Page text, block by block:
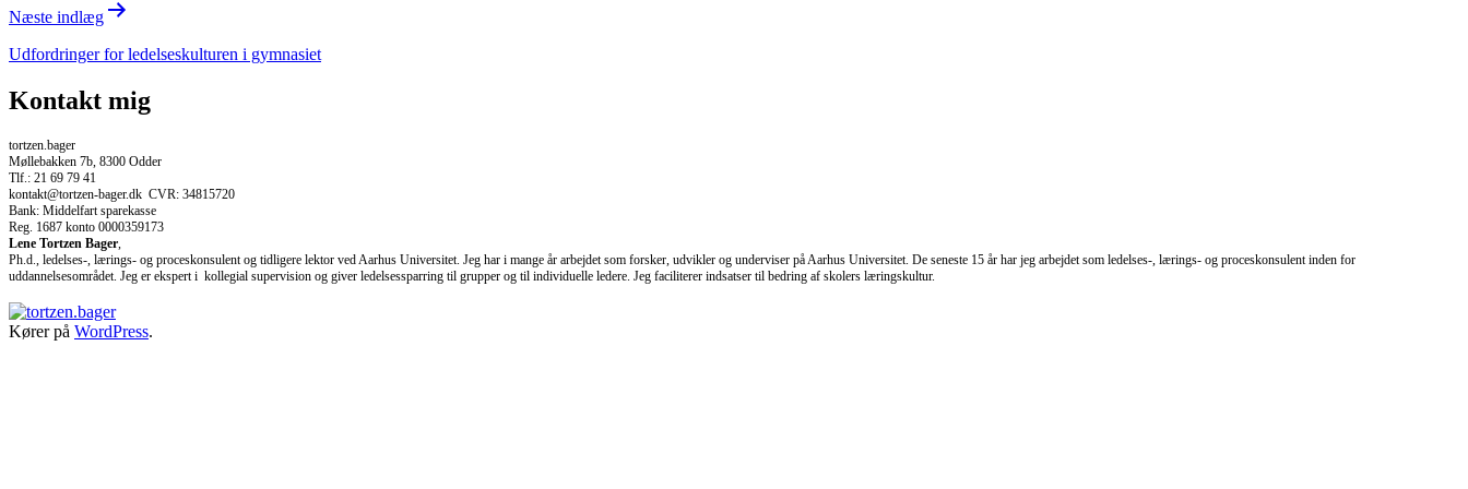
Næste indlæg
Udfordringer for ledelseskulturen i gymnasiet
Kontakt mig
tortzen.bager
Møllebakken 7b, 8300 Odder
Tlf.: 21 69 79 41
kontakt@tortzen-bager.dk CVR: 34815720
Bank: Middelfart sparekasse
Reg. 1687 konto 0000359173
Lene Tortzen Bager
Ph.d., ledelses-, lærings- og proceskonsulent og tidligere lektor ved Aarhus Universitet. Jeg har i mange år arbejdet som forsker, udvikler og underviser på Aarhus Universitet. De seneste 15 år har jeg arbejdet som ledelses-, lærings- og proceskonsulent inden for
uddannelsesområdet. Jeg er ekspert i kollegial supervision og giver ledelsessparring til grupper og til individuelle ledere. Jeg faciliterer indsatser til bedring af skolers læringskultur.
Kører på WordPress.